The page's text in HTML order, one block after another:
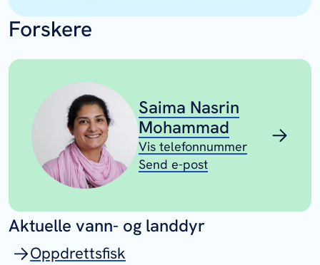
Forskere
Saima Nasrin
Mohammad
Vis telefonnummer
Send e-post
Aktuelle vann- og landdyr
Oppdrettsfisk